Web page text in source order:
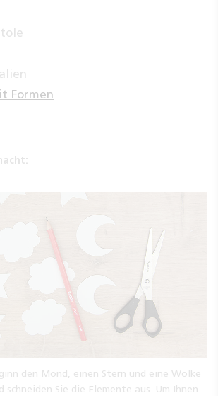
Formen
den Mond, einen Stern und eine Wolke
Sie die Elemente aus. Um Ihnen